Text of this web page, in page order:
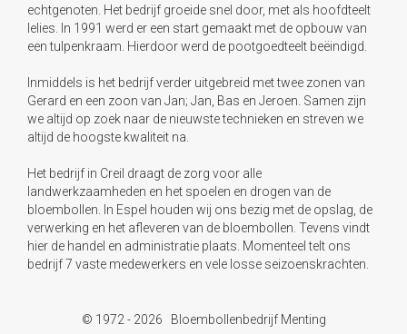
echtgenoten. Het bedrijf groeide snel door, met als hoofdteelt
lelies. In 1991 werd er een start gemaakt met de opbouw van
een tulpenkraam. Hierdoor werd de pootgoedteelt beëindigd.
Inmiddels is het bedrijf verder uitgebreid met twee zonen van
Gerard en een zoon van Jan; Jan, Bas en Jeroen. Samen zijn
we altijd op zoek naar de nieuwste technieken en streven we
altijd de hoogste kwaliteit na.
Het bedrijf in Creil draagt de zorg voor alle
landwerkzaamheden en het spoelen en drogen van de
bloembollen. In Espel houden wij ons bezig met de opslag, de
verwerking en het afleveren van de bloembollen. Tevens vindt
hier de handel en administratie plaats. Momenteel telt ons
bedrijf 7 vaste medewerkers en vele losse seizoenskrachten.
© 1972 - 2026 Bloembollenbedrijf Menting